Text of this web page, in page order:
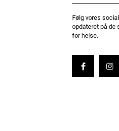
Følg vores
opdateret på de
for helse.